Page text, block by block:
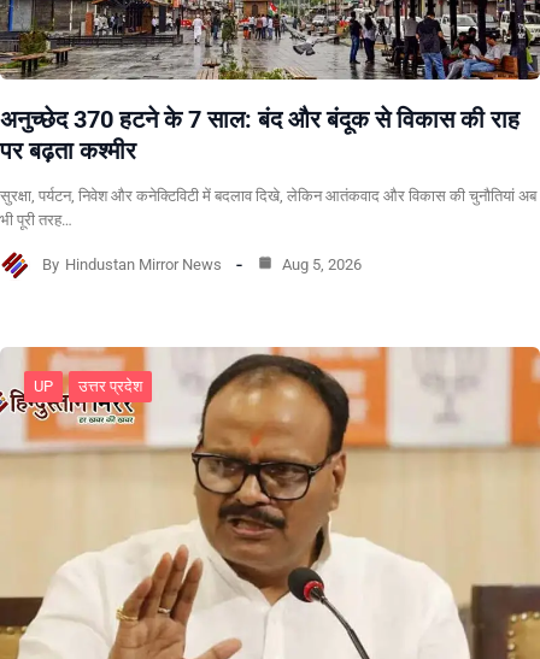
अनुच्छेद 370 हटने के 7 साल: बंद और बंदूक से विकास की राह
पर बढ़ता कश्मीर
सुरक्षा, पर्यटन, निवेश और कनेक्टिविटी में बदलाव दिखे, लेकिन आतंकवाद और विकास की चुनौतियां अब
भी पूरी तरह…
By Hindustan Mirror News Aug 5, 2026
UP उत्तर प्रदेश